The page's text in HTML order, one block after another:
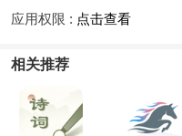
应用权限 : 点击查看
相关推荐